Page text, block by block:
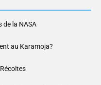
de la NASA
au Karamoja?